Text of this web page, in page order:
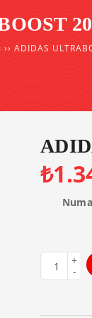
›› ADIDAS
₺